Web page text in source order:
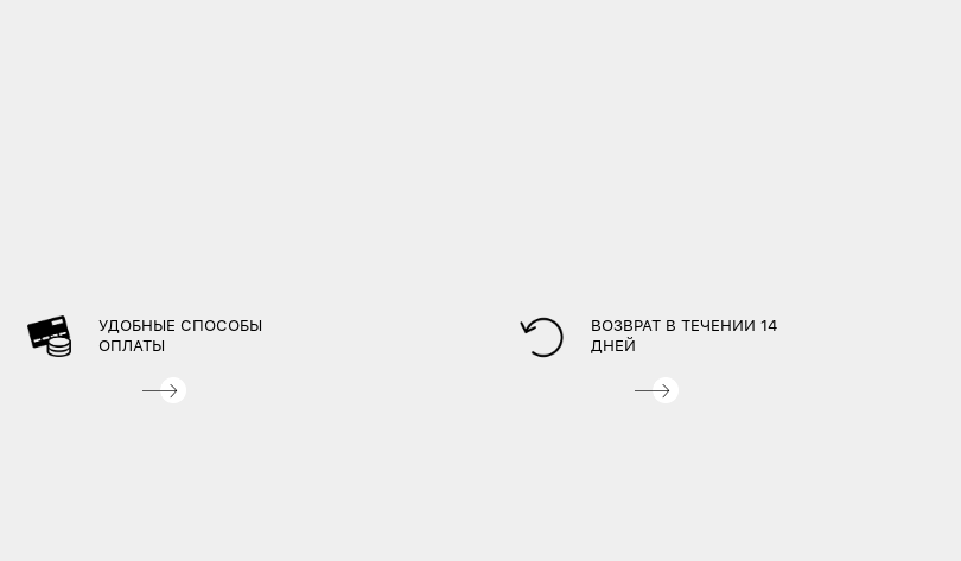
УДОБНЫЕ СПОСОБЫ
ОПЛАТЫ
ВОЗВРАТ В ТЕЧЕНИИ 14
ДНЕЙ